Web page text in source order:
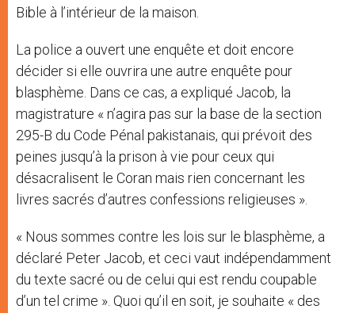
Bible à l’intérieur de la maison.
La police a ouvert une enquête et doit encore
décider si elle ouvrira une autre enquête pour
blasphème. Dans ce cas, a expliqué Jacob, la
magistrature « n’agira pas sur la base de la section
295-B du Code Pénal pakistanais, qui prévoit des
peines jusqu’à la prison à vie pour ceux qui
désacralisent le Coran mais rien concernant les
livres sacrés d’autres confessions religieuses ».
« Nous sommes contre les lois sur le blasphème, a
déclaré Peter Jacob, et ceci vaut indépendamment
du texte sacré ou de celui qui est rendu coupable
d’un tel crime ». Quoi qu’il en soit, je souhaite « des